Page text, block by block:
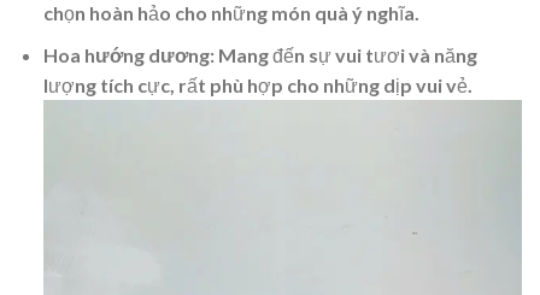
chọn hoàn hảo cho những món quà ý nghĩa.
Hoa hướng dương: Mang đến sự vui tươi và năng
lượng tích cực, rất phù hợp cho những dịp vui vẻ.